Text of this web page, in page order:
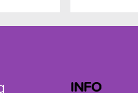
INFO